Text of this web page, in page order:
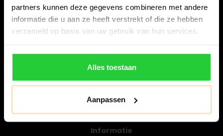
partners kunnen deze gegevens combineren met andere
informatie die u aan ze heeft verstrekt of die ze hebben
verzameld op basis van uw gebruik van hun services.
Alles toestaan
Aanpassen
Nederland
Informatie